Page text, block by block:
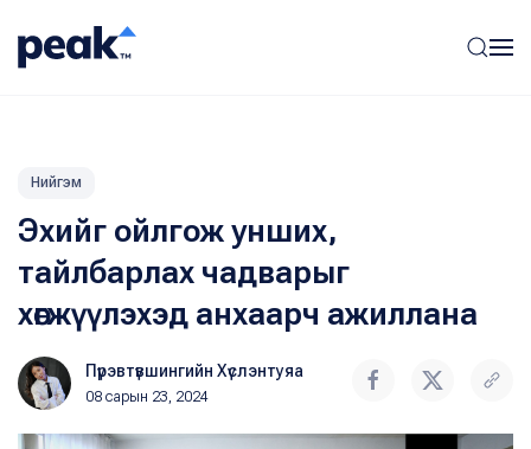
Нийгэм
Эхийг ойлгож унших,
тайлбарлах чадварыг
хөгжүүлэхэд анхаарч ажиллана
Пүрэвтүвшингийн Хүслэнтуяа
08 сарын 23, 2024